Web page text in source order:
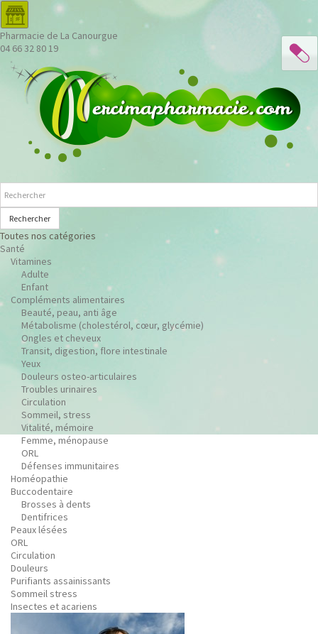
Pharmacie de La Canourgue
04 66 32 80 19
Rechercher
Toutes nos catégories
Santé
Vitamines
Adulte
Enfant
Compléments alimentaires
Beauté, peau, anti âge
Métabolisme (cholestérol, cœur, glycémie)
Ongles et cheveux
Transit, digestion, flore intestinale
Yeux
Douleurs osteo-articulaires
Troubles urinaires
Circulation
Sommeil, stress
Vitalité, mémoire
Femme, ménopause
ORL
Défenses immunitaires
Homéopathie
Buccodentaire
Brosses à dents
Dentifrices
Peaux lésées
ORL
Circulation
Douleurs
Purifiants assainissants
Sommeil stress
Insectes et acariens